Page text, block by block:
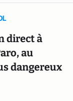
direct à
au
dangereux